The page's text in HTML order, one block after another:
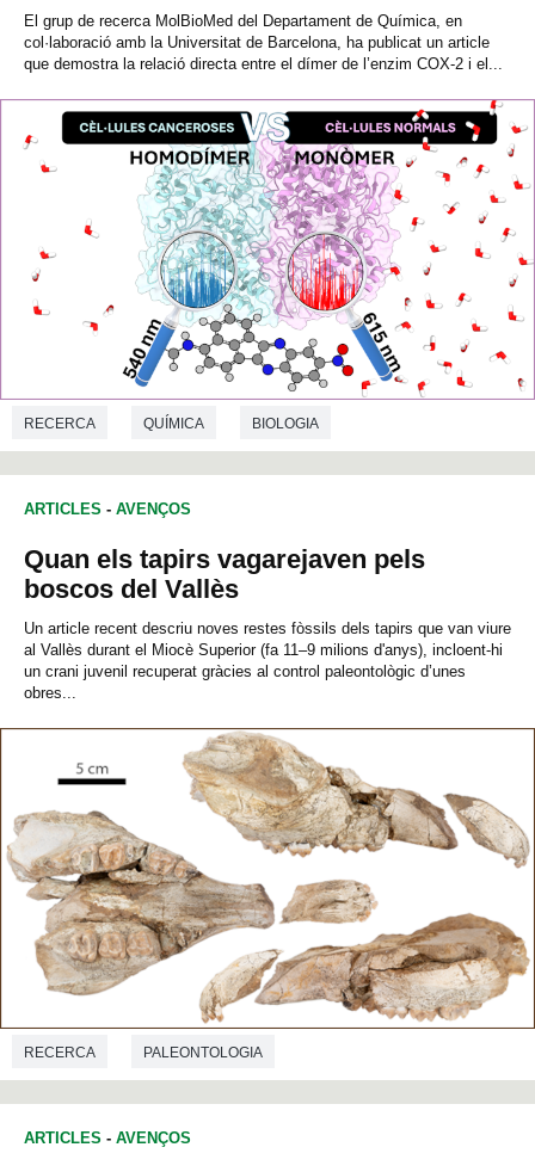
El grup de recerca MolBioMed del Departament de Química, en
col·laboració amb la Universitat de Barcelona, ha publicat un article
que demostra la relació directa entre el dímer de l’enzim COX-2 i el...
RECERCA QUÍMICA BIOLOGIA
ARTICLES - AVENÇOS
Quan els tapirs vagarejaven pels
boscos del Vallès
Un article recent descriu noves restes fòssils dels tapirs que van viure
al Vallès durant el Miocè Superior (fa 11–9 milions d'anys), incloent-hi
un crani juvenil recuperat gràcies al control paleontològic d’unes
obres...
RECERCA PALEONTOLOGIA
ARTICLES - AVENÇOS